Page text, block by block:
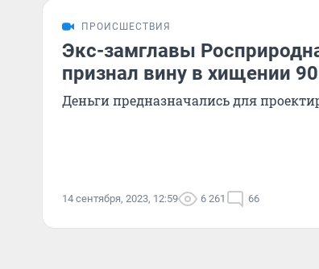
ПРОИСШЕСТВИЯ
Экс-замглавы
признал вину в хищении
Деньги предназначались для
14 сентября, 2023, 12:59 6 261 66